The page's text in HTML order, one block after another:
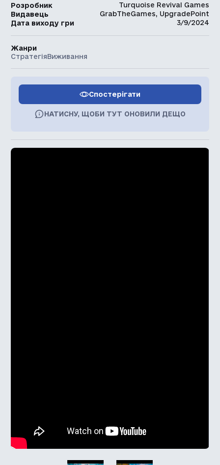
Розробник
Turquoise Revival Games
Видавець
GrabTheGames, UpgradePoint
Дата виходу гри
3/9/2024
Жанри
СтратегіяВиживання
Спостерігати
НАТИСНУ, ЩОБИ ТУТ ОНОВИЛИ ДЕЩО